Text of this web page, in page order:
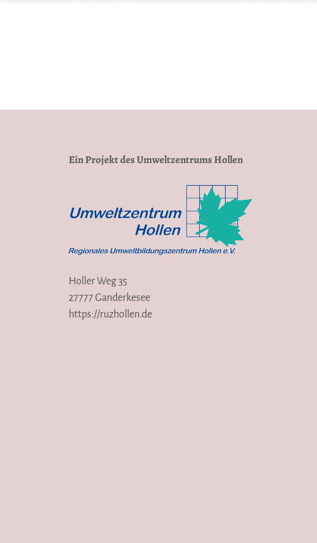
Ein Projekt des Umweltzentrums Hollen
Holler Weg 35
27777 Ganderkesee
https://ruzhollen.de